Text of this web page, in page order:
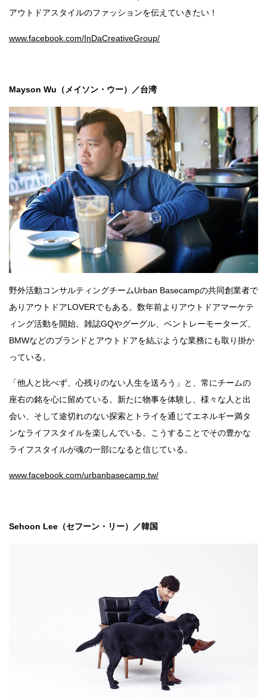
アウトドアスタイルのファッションを伝えていきたい！
www.facebook.com/InDaCreativeGroup/
Mayson Wu（メイソン・ウー）／台湾
野外活動コンサルティングチームUrban Basecampの共同創業者で
ありアウトドアLOVERでもある。数年前よりアウトドアマーケテ
ィング活動を開始。雑誌GQやグーグル、ベントレーモーターズ、
BMWなどのブランドとアウトドアを結ぶような業務にも取り掛か
っている。
「他人と比べず、心残りのない人生を送ろう」と、常にチームの
座右の銘を心に留めている。新たに物事を体験し、様々な人と出
会い、そして途切れのない探索とトライを通じてエネルギー満タ
ンなライフスタイルを楽しんでいる。こうすることでその豊かな
ライフスタイルが魂の一部になると信じている。
www.facebook.com/urbanbasecamp.tw/
Sehoon Lee（セフーン・リー）／韓国